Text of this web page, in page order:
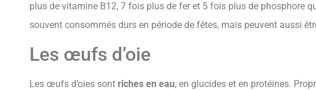
plus de vitamine B12, 7 fois plus de fer et 5 fois plus de phosphore
souvent consommés durs en période de fêtes, mais peuvent aussi
Les œufs d’oie
Les œufs d’oies sont riches en eau, en glucides et en protéines.